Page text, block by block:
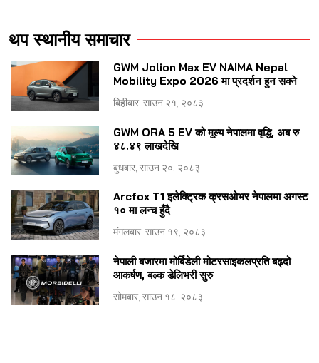
थप स्थानीय समाचार
GWM Jolion Max EV NAIMA Nepal
Mobility Expo 2026 मा प्रदर्शन हुन सक्ने
बिहीबार, साउन २१, २०८३
GWM ORA 5 EV को मूल्य नेपालमा वृद्धि, अब रु
४८.४९ लाखदेखि
बुधबार, साउन २०, २०८३
Arcfox T1 इलेक्ट्रिक क्रसओभर नेपालमा अगस्ट
१० मा लन्च हुँदै
मंगलबार, साउन १९, २०८३
नेपाली बजारमा मोर्बिडेली मोटरसाइकलप्रति बढ्दो
आकर्षण, बल्क डेलिभरी सुरु
सोमबार, साउन १८, २०८३